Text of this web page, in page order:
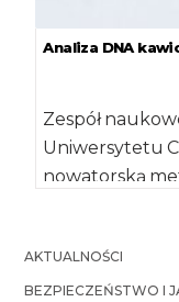
Analiza DNA
Zespół
Uniwersytetu
nowatorską
AKTUALNOŚCI
BEZPIECZEŃSTWO I